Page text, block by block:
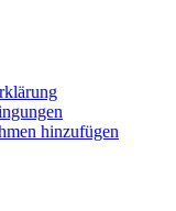
hinzufügen